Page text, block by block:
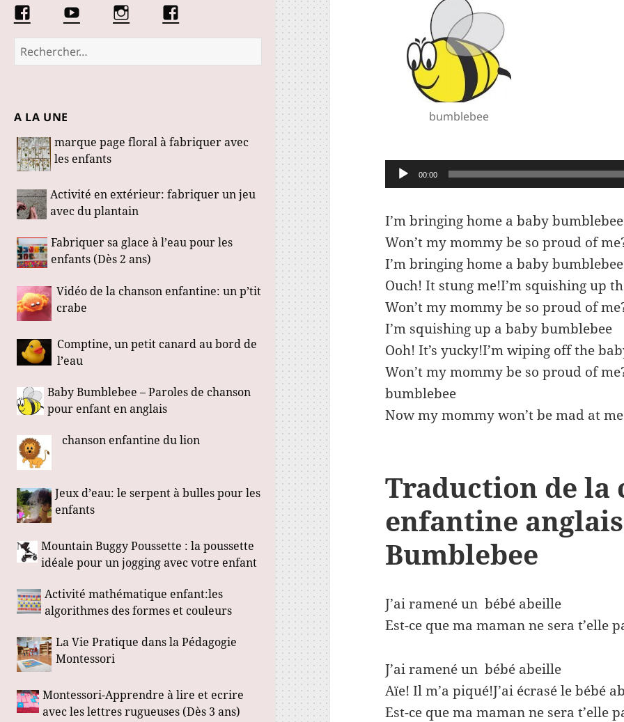
Facebook
Les
Fabuloustics
Conseils
d’une
éducatrice
de
Éduquer
les
petits
La
communauté
Marmotille
Rechercher :
A LA UNE
marque page floral à fabriquer avec
les enfants
Activité en extérieur: fabriquer un jeu
avec du plantain
Fabriquer sa glace à l’eau pour les
enfants (Dès 2 ans)
Vidéo de la chanson enfantine: un p’tit
crabe
Comptine, un petit canard au bord de
l’eau
Baby Bumblebee – Paroles de chanson
pour enfant en anglais
chanson enfantine du lion
Jeux d’eau: le serpent à bulles pour les
enfants
Mountain Buggy Poussette : la poussette
idéale pour un jogging avec votre enfant
Activité mathématique enfant:les
algorithmes des formes et couleurs
La Vie Pratique dans la Pédagogie
Montessori
Montessori-Apprendre à lire et ecrire
avec les lettres rugueuses (Dès 3 ans)
bumblebee
Lecteur
audio
00:00
I’m bringing home a baby bumblebee
Won’t my mommy be so proud of
I’m bringing home a baby bumblebee
Ouch! It stung me!I’m squishing up
Won’t my mommy be so proud of
I’m squishing up a baby bumblebee
Ooh! It’s yucky!I’m wiping off the
Won’t my mommy be so proud of
bumblebee
Now my mommy won’t be mad at
Traduction de la
enfantine
Bumblebee
J’ai ramené un bébé abeille
Est-ce que ma maman ne sera t’elle
J’ai ramené un bébé abeille
Aïe! Il m’a piqué!J’ai écrasé le bébé
Est-ce que ma maman ne sera t’elle